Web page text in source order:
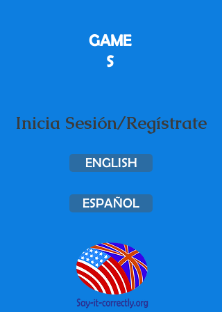
GAME
S
Inicia Sesión/Regístrate
ENGLISH
ESPAÑOL